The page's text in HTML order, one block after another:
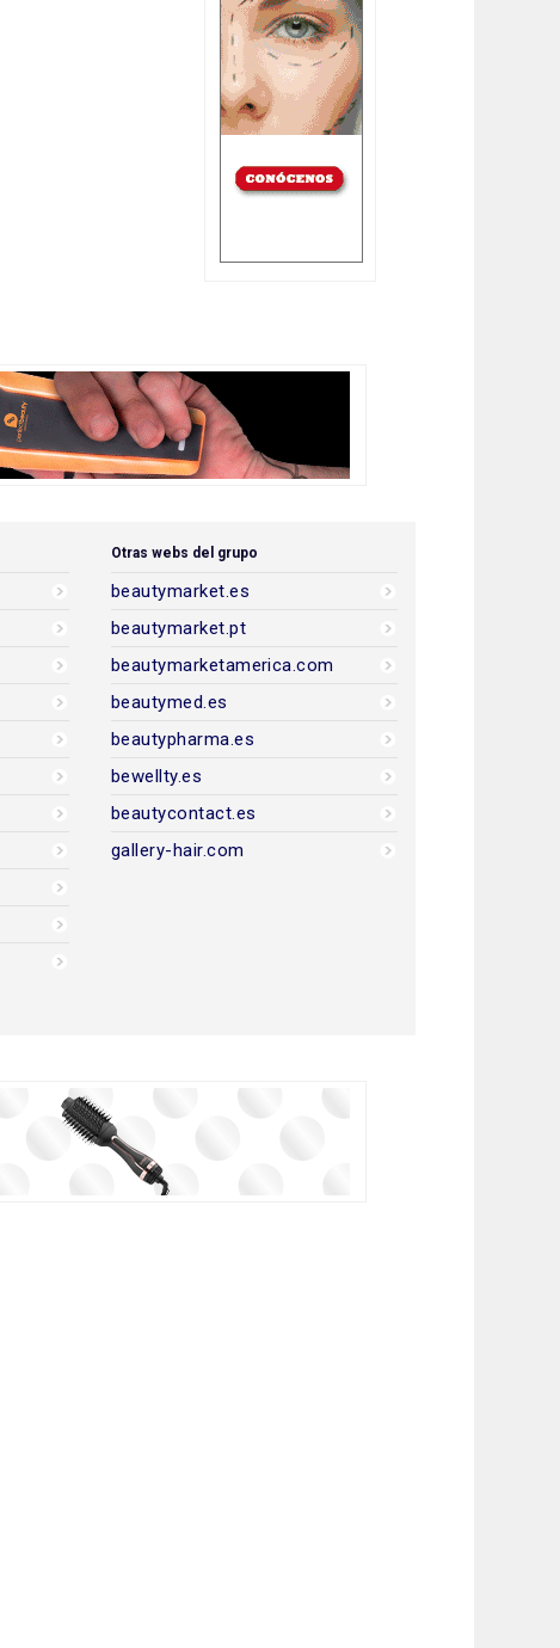
Otras webs del grupo
beautymarket.es
beautymarket.pt
beautymarketamerica.com
beautymed.es
beautypharma.es
bewellty.es
beautycontact.es
gallery-hair.com